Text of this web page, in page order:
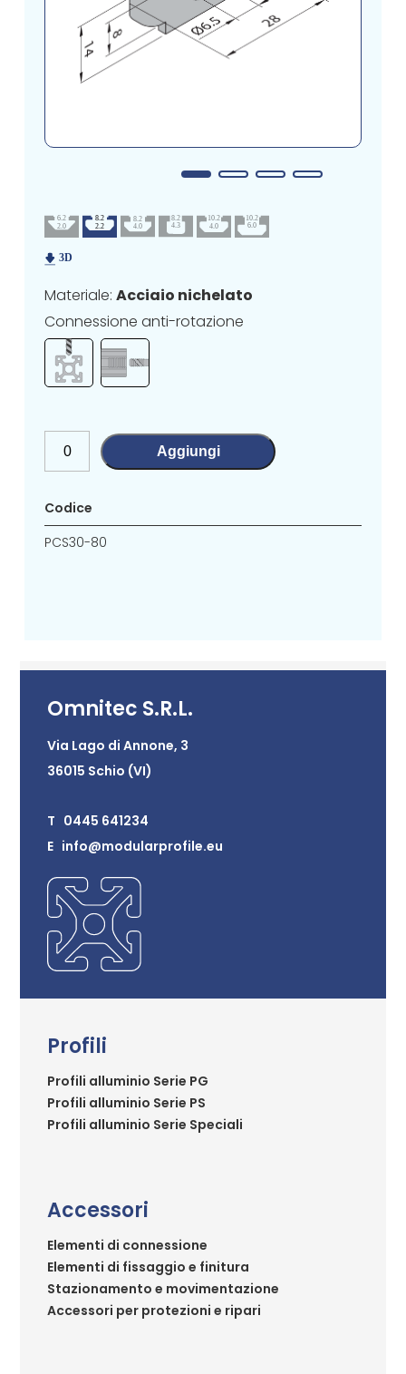
Materiale:Acciaio nichelato
Connessione anti-rotazione
Aggiungi
Codice
PCS30-80
Omnitec S.R.L.
Via Lago di Annone, 3
36015 Schio (VI)
T 0445 641234
E info@modularprofile.eu
Profili
Profili alluminio Serie PG
Profili alluminio Serie PS
Profili alluminio Serie Speciali
Accessori
Elementi di connessione
Elementi di fissaggio e finitura
Stazionamento e movimentazione
Accessori per protezioni e ripari